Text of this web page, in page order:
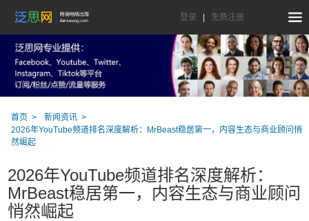
登录 免费注册
首页
新闻资讯
2026年YouTube频道排名深度解析：MrBeast稳居第一，内容生态与商业顾问悄
然崛起
2026年YouTube频道排名深度解析：
MrBeast稳居第一，内容生态与商业顾问
悄然崛起